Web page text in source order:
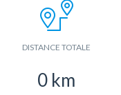
DISTANCE TOTALE
0 km